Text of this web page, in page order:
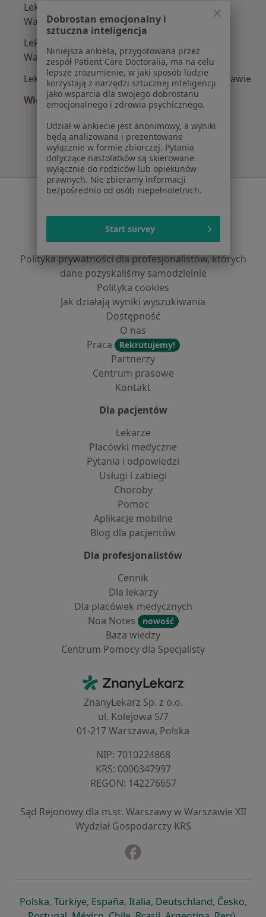
Lekarze bez specjalizacji z INTER Polska w
Warszawie
Lekarze bez specjalizacji z Signal Iduna w
Warszawie
Lekarze bez specjalizacji z Compensa w Warszawie
Więcej (3)
Więcej w kategorii: Najpopularniejsze
Serwis
Regulamin
Polityka prywatności pacjentów
Polityka prywatności profesjonalistów
Polityka prywatności dla profesjonalistów, których
dane pozyskaliśmy samodzielnie
Polityka cookies
Jak działają wyniki wyszukiwania
Dostępność
O nas
Praca
Rekrutujemy!
Partnerzy
Centrum prasowe
Kontakt
Dla pacjentów
Lekarze
Placówki medyczne
Pytania i odpowiedzi
Usługi i zabiegi
Choroby
Pomoc
Aplikacje mobilne
Blog dla pacjentów
Dla profesjonalistów
Cennik
Dla lekarzy
Dla placówek medycznych
Noa Notes
nowość
Baza wiedzy
Centrum Pomocy dla Specjalisty
ZnanyLekarz - Strona główna
ZnanyLekarz Sp. z o.o.
ul. Kolejowa 5/7
01-217 Warszawa, Polska
NIP: ⁠7010224868
KRS: ⁠0000347997
REGON: ⁠142276657
Sąd Rejonowy dla m.st. Warszawy w Warszawie XII
Wydział Gospodarczy KRS
Polskaotwiera się w nowej karcie
, Türkiyeotwiera się w nowej karcie
, Españaotwiera się w nowej karcie
, Italiaotwiera się w nowej
, Deutschlandotwiera się
, Česko,
Dobrostan emocjonalny i
sztuczna inteligencja
Niniejsza ankieta, przygotowana przez
zespół Patient Care Doctoralia, ma na celu
lepsze zrozumienie, w jaki sposób ludzie
korzystają z narzędzi sztucznej inteligencji
jako wsparcia dla swojego dobrostanu
emocjonalnego i zdrowia psychicznego.
Udział w ankiecie jest anonimowy, a wyniki
będą analizowane i prezentowane
wyłącznie w formie zbiorczej. Pytania
dotyczące nastolatków są skierowane
wyłącznie do rodziców lub opiekunów
prawnych. Nie zbieramy informacji
bezpośrednio od osób niepełnoletnich.
Start survey